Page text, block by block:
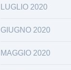
LUGLIO 2020
GIUGNO 2020
MAGGIO 2020